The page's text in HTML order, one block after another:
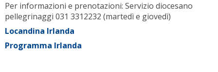
Per informazioni e prenotazioni: Servizio diocesano
pellegrinaggi 031 3312232 (martedì e giovedì)
Locandina Irlanda
Programma Irlanda